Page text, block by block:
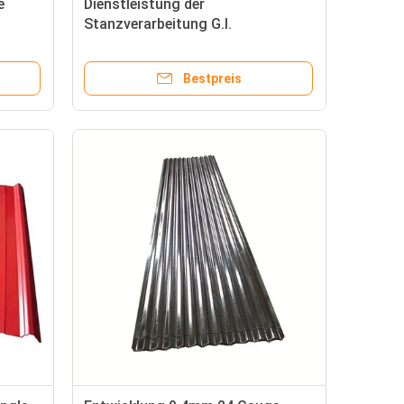
Dienstleistung der
Stanzverarbeitung G.I.
Platte Metalldach für
Dachmaterial
Bestpreis